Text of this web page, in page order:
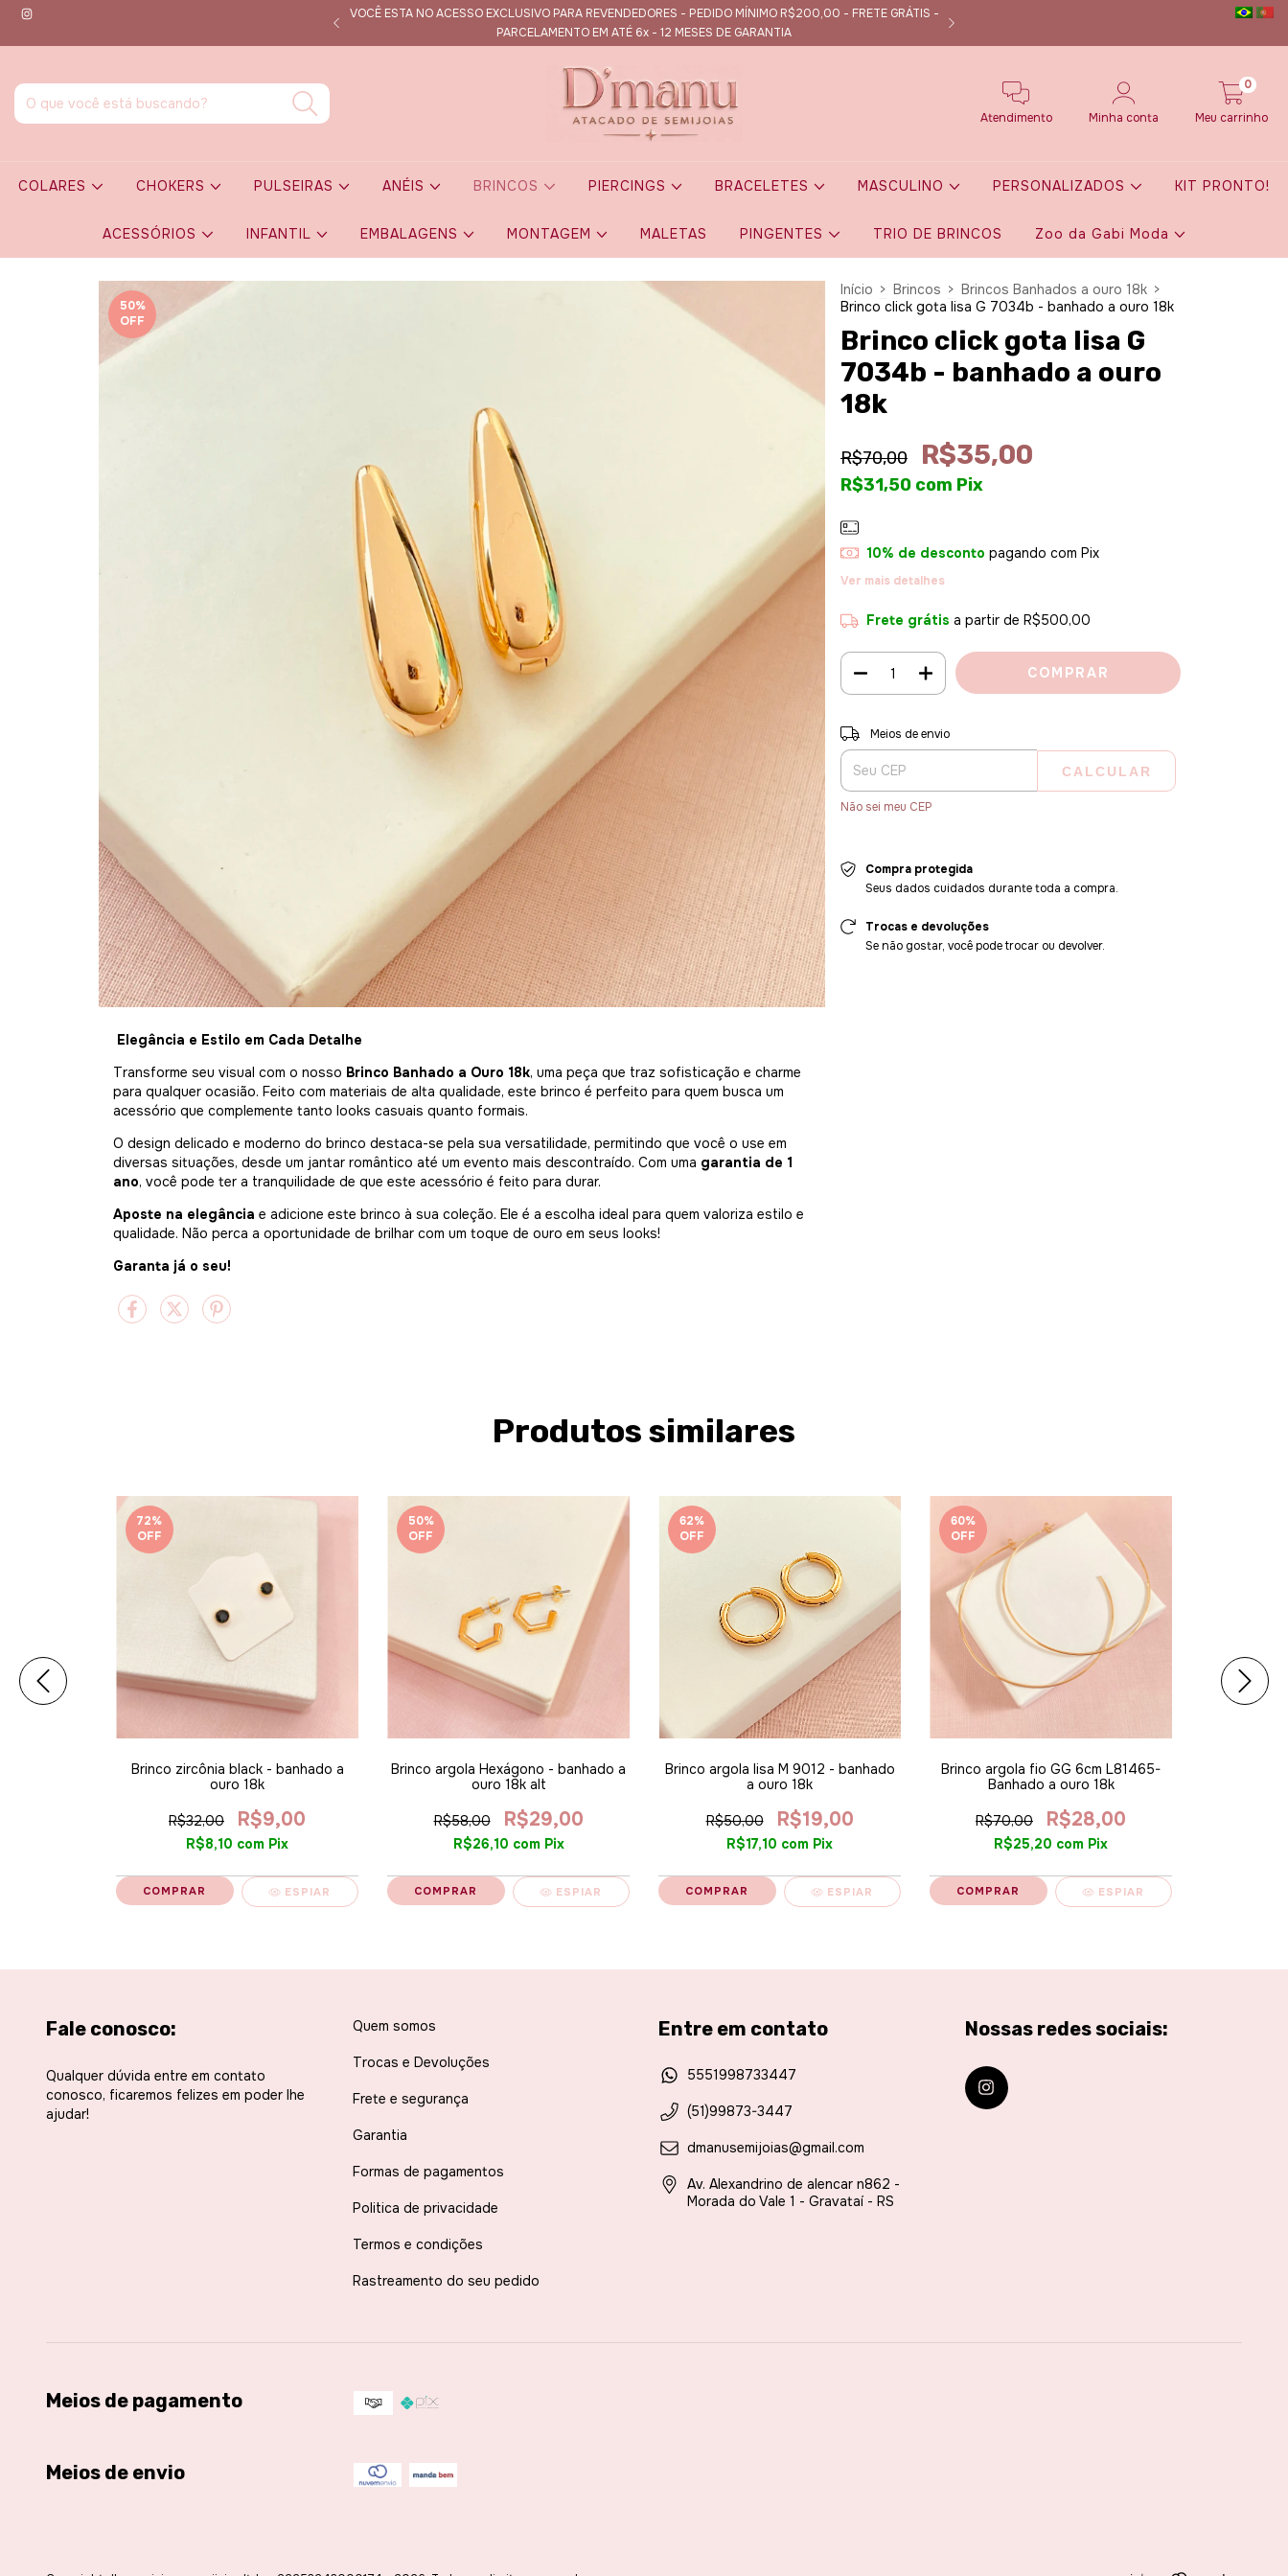
por dentro de todas as novidades em tempo real!
VOCÊ ESTA NO ACESSO EXCLUSIVO PARA REVENDEDORES - PEDIDO MÍNIMO R$200,00 - FRETE GRÁTIS -
PARCELAMENTO EM ATÉ 6x - 12 MESES DE GARANTIA
Nos siga no instagram @dmanuoficial e fique por
Atendimento Minha conta Meu carrinho
0
COLARES CHOKERS PULSEIRAS ANÉIS BRINCOS PIERCINGS BRACELETES MASCULINO PERSONALIZADOS KIT PRONTO!
ACESSÓRIOS INFANTIL EMBALAGENS MONTAGEM MALETAS PINGENTES TRIO DE BRINCOS Zoo da Gabi Moda
50%
OFF
Elegância e Estilo em Cada Detalhe
Transforme seu visual com o nosso Brinco Banhado a Ouro 18k, uma peça que traz sofisticação e charme
para qualquer ocasião. Feito com materiais de alta qualidade, este brinco é perfeito para quem busca um
acessório que complemente tanto looks casuais quanto formais.
O design delicado e moderno do brinco destaca-se pela sua versatilidade, permitindo que você o use em
diversas situações, desde um jantar romântico até um evento mais descontraído. Com uma garantia de 1
ano, você pode ter a tranquilidade de que este acessório é feito para durar.
Aposte na elegância e adicione este brinco à sua coleção. Ele é a escolha ideal para quem valoriza estilo e
qualidade. Não perca a oportunidade de brilhar com um toque de ouro em seus looks!
Garanta já o seu!
Início > Brincos > Brincos Banhados a ouro 18k >
Brinco click gota lisa G 7034b - banhado a ouro 18k
Brinco click gota lisa G
7034b - banhado a ouro
18k
R$70,00 R$35,00
R$31,50 com Pix
10% de desconto pagando com Pix
Ver mais detalhes
Frete grátis a partir de R$500,00
Entregas para o CEP:
Meios de envio
CALCULAR
Não sei meu CEP
Compra protegida
Seus dados cuidados durante toda a compra.
Trocas e devoluções
Se não gostar, você pode trocar ou devolver.
Produtos similares
72%
OFF
Brinco zircônia black - banhado a
ouro 18k
R$32,00 R$9,00
R$8,10 com Pix
ESPIAR
50%
OFF
Brinco argola Hexágono - banhado a
ouro 18k alt
R$58,00 R$29,00
R$26,10 com Pix
ESPIAR
62%
OFF
Brinco argola lisa M 9012 - banhado
a ouro 18k
R$50,00 R$19,00
R$17,10 com Pix
ESPIAR
60%
OFF
Brinco argola fio GG 6cm L81465-
Banhado a ouro 18k
R$70,00 R$28,00
R$25,20 com Pix
ESPIAR
Fale conosco:
Qualquer dúvida entre em contato
conosco, ficaremos felizes em poder lhe
ajudar!
Quem somos
Trocas e Devoluções
Frete e segurança
Garantia
Formas de pagamentos
Politica de privacidade
Termos e condições
Rastreamento do seu pedido
Entre em contato
5551998733447
(51)99873-3447
dmanusemijoias@gmail.com
Av. Alexandrino de alencar n862 -
Morada do Vale 1 - Gravataí - RS
Nossas redes sociais:
Meios de pagamento
Meios de envio